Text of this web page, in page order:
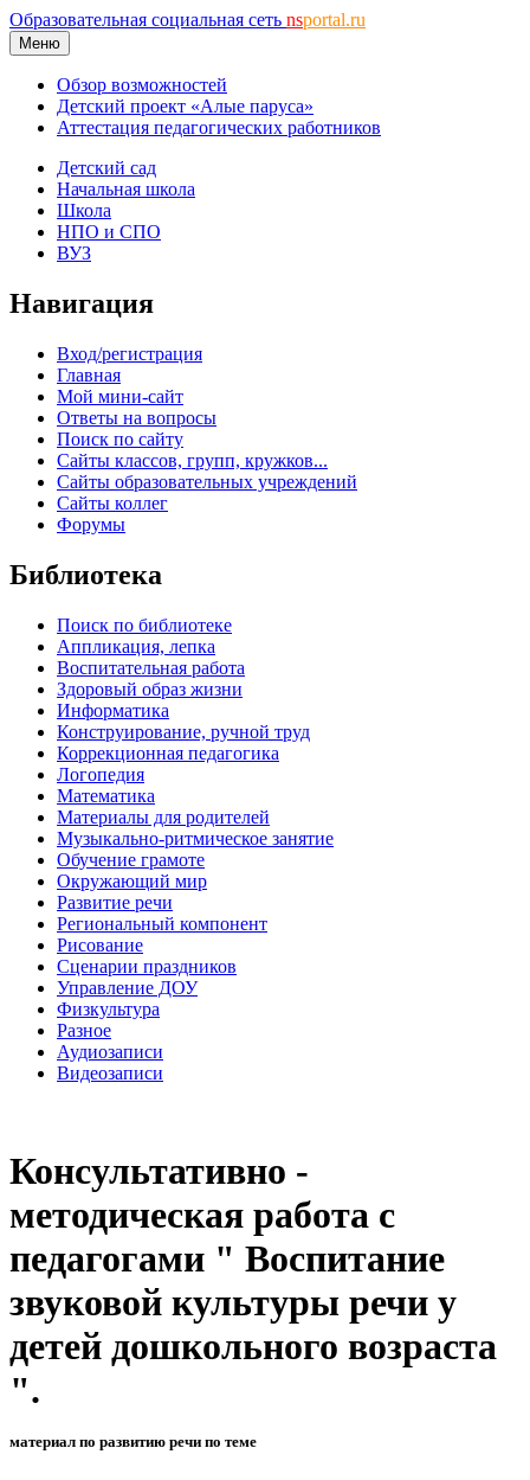
Образовательная социальная сеть nsportal.ru
Меню
Обзор возможностей
Детский проект «Алые паруса»
Аттестация педагогических работников
Детский сад
Начальная школа
Школа
НПО и СПО
ВУЗ
Навигация
Вход/регистрация
Главная
Мой мини-сайт
Ответы на вопросы
Поиск по сайту
Сайты классов, групп, кружков...
Сайты образовательных учреждений
Сайты коллег
Форумы
Библиотека
Поиск по библиотеке
Аппликация, лепка
Воспитательная работа
Здоровый образ жизни
Информатика
Конструирование, ручной труд
Коррекционная педагогика
Логопедия
Математика
Материалы для родителей
Музыкально-ритмическое занятие
Обучение грамоте
Окружающий мир
Развитие речи
Региональный компонент
Рисование
Сценарии праздников
Управление ДОУ
Физкультура
Разное
Аудиозаписи
Видеозаписи
Консультативно -
методическая работа с
педагогами " Воспитание
звуковой культуры речи у
детей дошкольного возраста
".
материал по развитию речи по теме